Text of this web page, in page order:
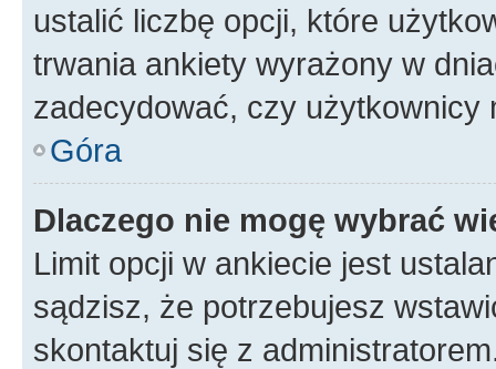
ustalić liczbę opcji, które
trwania ankiety wyrażony w
zadecydować, czy użytkownicy
Góra
Dlaczego nie mogę wybrać
Limit opcji w ankiecie jest
sądzisz, że potrzebujesz
skontaktuj się z